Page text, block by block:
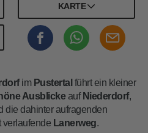
KARTE
im Pustertal führt ein kleiner
Ausblickeauf Niederdorf,
die dahinter aufragenden
verlaufende Lanerweg.